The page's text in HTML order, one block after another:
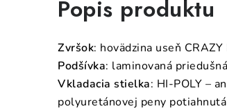
Popis produktu
Zvršok: hovädzina useň
Podšívka: laminovaná
Vkladacia stielka: HI-POLY –
polyuretánovej peny